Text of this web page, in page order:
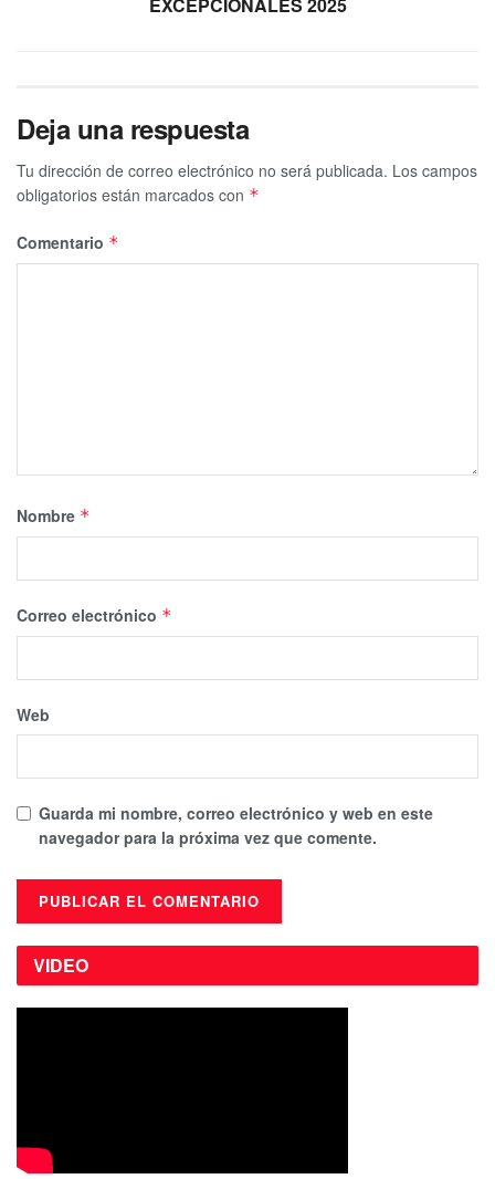
Deja una respuesta
Tu dirección de correo electrónico no será publicada. Los campos
obligatorios están marcados con *
Comentario *
Nombre *
Correo electrónico *
Web
Guarda mi nombre, correo electrónico y web en este
navegador para la próxima vez que comente.
VIDEO